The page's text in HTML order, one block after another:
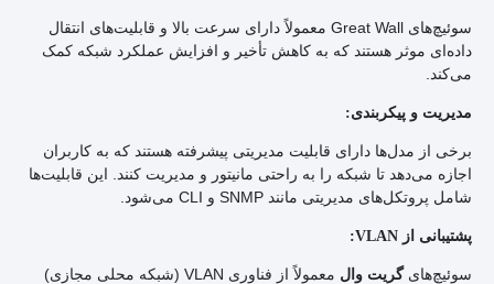
سوئیچ‌های Great Wall معمولاً دارای سرعت بالا و قابلیت‌های انتقال
داده‌ای موثر هستند که به کاهش تأخیر و افزایش عملکرد شبکه کمک
می‌کند.
مدیریت و پیکربندی:
برخی از مدل‌ها دارای قابلیت مدیریتی پیشرفته هستند که به کاربران
اجازه می‌دهد تا شبکه را به راحتی مانیتور و مدیریت کنند. این قابلیت‌ها
شامل پروتکل‌های مدیریتی مانند SNMP و CLI می‌شود.
پشتیبانی از VLAN
:
سوئیچ‌های گریت وال
معمولاً از فناوری VLAN (شبکه محلی مجازی)